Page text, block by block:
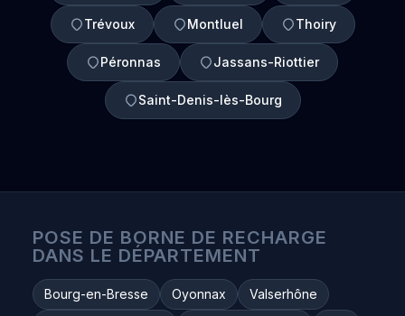
Trévoux Montluel Thoiry
Péronnas Jassans-Riottier
Saint-Denis-lès-Bourg
POSE DE BORNE DE RECHARGE
DANS LE DÉPARTEMENT
Bourg-en-Bresse Oyonnax
Valserhône